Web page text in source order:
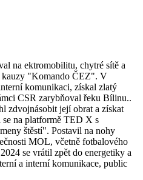
na ektromobilitu, chytré sítě a
kauzy "Komando ČEZ". V
komunikaci, získal zlatý
CSR zarybňoval řeku Bílinu..
zdvojnásobit její obrat a získat
na platformě TED X s
štěstí". Postavil na nohy
MOL, včetně fotbalového
se vrátil zpět do energetiky a
a interní komunikace, public